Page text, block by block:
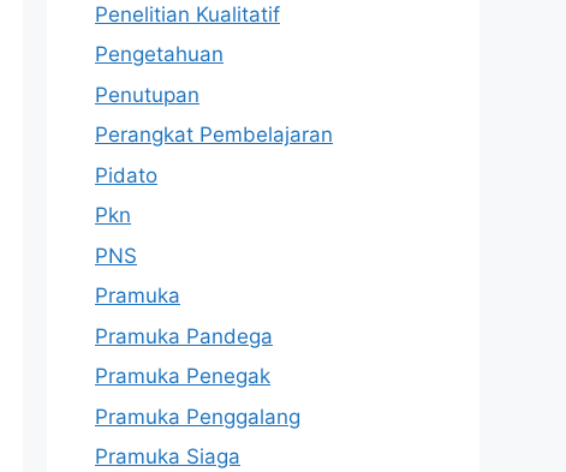
Penelitian Kualitatif
Pengetahuan
Penutupan
Perangkat Pembelajaran
Pidato
Pkn
PNS
Pramuka
Pramuka Pandega
Pramuka Penegak
Pramuka Penggalang
Pramuka Siaga